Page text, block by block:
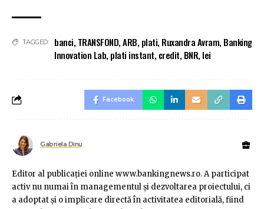
TAGGED: banci, TRANSFOND,ARB, plati, Ruxandra Avram, Banking
Innovation Lab, plati instant, credit, BNR, lei
Facebook
Gabriela Dinu
Editor al publicaţiei online www.bankingnews.ro. A participat
activ nu numai în managementul şi dezvoltarea proiectului, ci
a adoptat şi o implicare directă în activitatea editorială, fiind